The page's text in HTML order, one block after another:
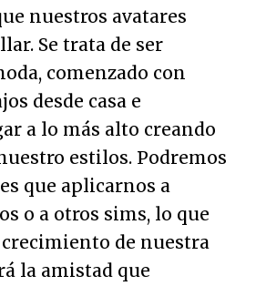
nuestros avatares
Se trata de ser
comenzado con
desde casa e
a lo más alto creando
estilos. Podremos
que aplicarnos a
o a otros sims, lo que
de nuestra
la amistad que